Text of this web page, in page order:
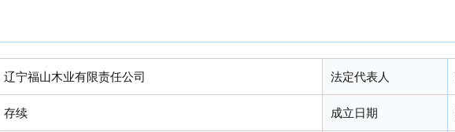
辽宁福山木业有限责任公司 法定代表人
存续 成立日期